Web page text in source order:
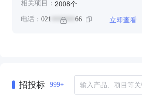
吴**、张**、彭**、彭**、
**、朱**、李**、校*、校
相关项目： 2008个
电话： 021 ******* 66 立即查看
招投标 999+